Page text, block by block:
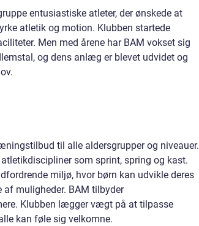
entusiastiske atleter, der ønskede at
atletik og motion. Klubben startede
Men med årene har BAM vokset sig
og dens anlæg er blevet udvidet og
til alle aldersgrupper og niveauer.
som sprint, spring og kast.
miljø, hvor børn kan udvikle deres
af muligheder. BAM tilbyder
Klubben lægger vægt på at tilpasse
kan føle sig velkomne.